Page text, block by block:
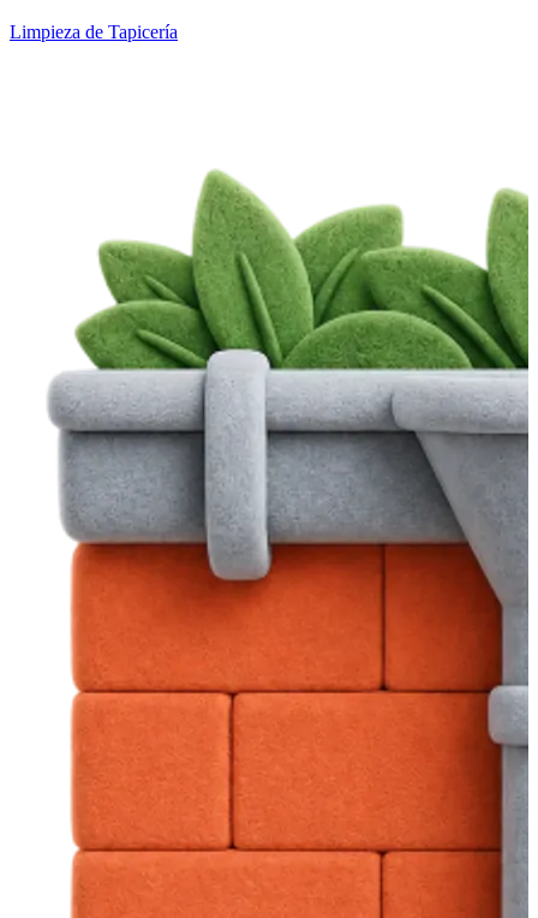
Limpieza de Tapicería